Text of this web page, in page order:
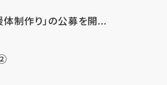
制作り」の公募を開...